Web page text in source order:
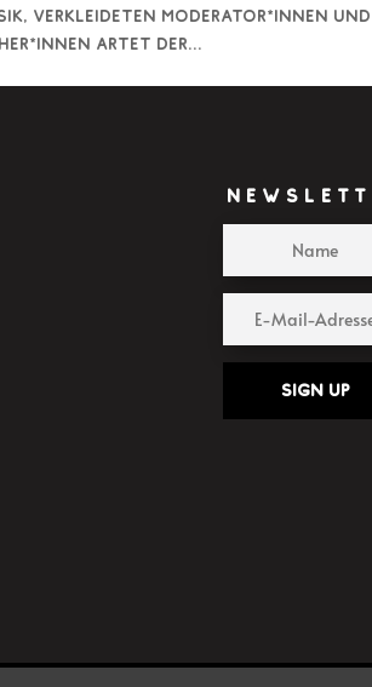
verkleideten Moderator*innen und
artet der...
Sign up